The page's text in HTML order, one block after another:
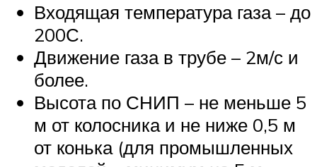
Входящая температура газа – до
200С.
Движение газа в трубе – 2м/с и
более.
Высота по СНИП – не меньше 5
м от колосника и не ниже 0,5 м
от конька (для промышленных